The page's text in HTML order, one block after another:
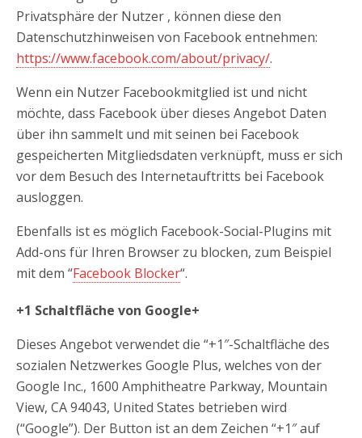
Privatsphäre der Nutzer , können diese den
Datenschutzhinweisen von Facebook entnehmen:
https://www.facebook.com/about/privacy/.
Wenn ein Nutzer Facebookmitglied ist und nicht
möchte, dass Facebook über dieses Angebot Daten
über ihn sammelt und mit seinen bei Facebook
gespeicherten Mitgliedsdaten verknüpft, muss er sich
vor dem Besuch des Internetauftritts bei Facebook
ausloggen.
Ebenfalls ist es möglich Facebook-Social-Plugins mit
Add-ons für Ihren Browser zu blocken, zum Beispiel
mit dem “Facebook Blocker“.
+1 Schaltfläche von Google+
Dieses Angebot verwendet die “+1″-Schaltfläche des
sozialen Netzwerkes Google Plus, welches von der
Google Inc., 1600 Amphitheatre Parkway, Mountain
View, CA 94043, United States betrieben wird
(“Google”). Der Button ist an dem Zeichen “+1″ auf